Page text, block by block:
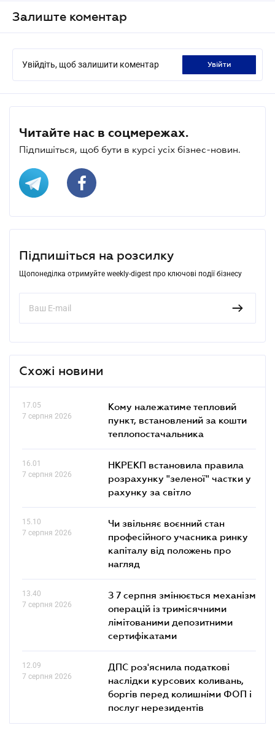
Залиште коментар
Увійдіть, щоб залишити коментар увійти
Читайте нас в соцмережах.
Підпишіться, щоб бути в курсі усіх бізнес-новин.
Підпишіться на розсилку
Щопонеділка отримуйте weekly-digest про ключові події бізнесу
Схожі новини
17.05
7 серпня 2026
Кому належатиме тепловий
пункт, встановлений за кошти
теплопостачальника
16.01
7 серпня 2026
НКРЕКП встановила правила
розрахунку "зеленої" частки у
рахунку за світло
15.10
7 серпня 2026
Чи звільняє воєнний стан
професійного учасника ринку
капіталу від положень про
нагляд
13.40
7 серпня 2026
З 7 серпня змінюється механізм
операцій із тримісячними
лімітованими депозитними
сертифікатами
12.09
7 серпня 2026
ДПС роз'яснила податкові
наслідки курсових коливань,
боргів перед колишніми ФОП і
послуг нерезидентів